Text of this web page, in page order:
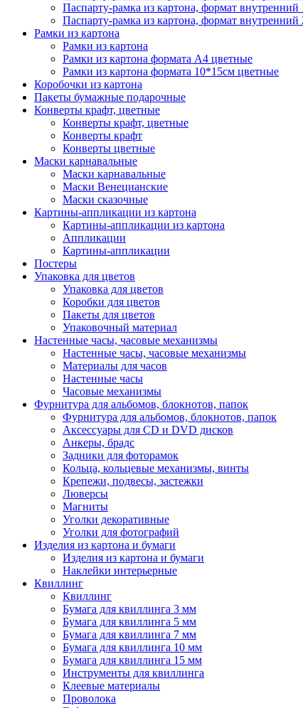
Паспарту-рамка из картона, формат
Паспарту-рамка из картона, формат
Рамки из картона
Рамки из картона
Рамки из картона формата А4 цветные
Рамки из картона формата 10*15см цветные
Коробочки из картона
Пакеты бумажные подарочные
Конверты крафт, цветные
Конверты крафт, цветные
Конверты крафт
Конверты цветные
Маски карнавальные
Маски карнавальные
Маски Венецианские
Маски сказочные
Картины-аппликации из картона
Картины-аппликации из картона
Аппликации
Картины-аппликации
Постеры
Упаковка для цветов
Упаковка для цветов
Коробки для цветов
Пакеты для цветов
Упаковочный материал
Настенные часы, часовые механизмы
Настенные часы, часовые механизмы
Материалы для часов
Настенные часы
Часовые механизмы
Фурнитура для альбомов, блокнотов, папок
Фурнитура для альбомов, блокнотов, папок
Аксессуары для CD и DVD дисков
Анкеры, брадс
Задники для фоторамок
Кольца, кольцевые механизмы, винты
Крепежи, подвесы, застежки
Люверсы
Магниты
Уголки декоративные
Уголки для фотографий
Изделия из картона и бумаги
Изделия из картона и бумаги
Наклейки интерьерные
Квиллинг
Квиллинг
Бумага для квиллинга 3 мм
Бумага для квиллинга 5 мм
Бумага для квиллинга 7 мм
Бумага для квиллинга 10 мм
Бумага для квиллинга 15 мм
Инструменты для квиллинга
Клеевые материалы
Проволока